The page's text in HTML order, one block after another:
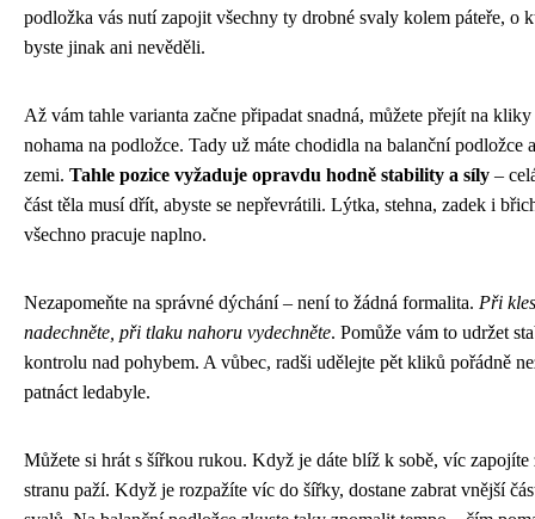
podložka vás nutí zapojit všechny ty drobné svaly kolem páteře, o
byste jinak ani nevěděli.
Až vám tahle varianta začne připadat snadná, můžete přejít na kliky
nohama na podložce. Tady už máte chodidla na balanční podložce
zemi. Tahle pozice vyžaduje opravdu hodně stability a síly –
část těla musí dřít, abyste se nepřevrátili. Lýtka, stehna, zadek i
všechno pracuje naplno.
Nezapomeňte na správné dýchání – není to žádná formalita. Při
nadechněte, při tlaku nahoru vydechněte. Pomůže vám to udržet
kontrolu nad pohybem. A vůbec, radši udělejte pět kliků pořádně
patnáct ledabyle.
Můžete si hrát s šířkou rukou. Když je dáte blíž k sobě, víc zapojíte
stranu paží. Když je rozpažíte víc do šířky, dostane zabrat vnější